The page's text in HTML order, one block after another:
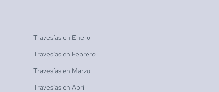
Travesías en Enero
Travesías en Febrero
Travesías en Marzo
Travesías en Abril